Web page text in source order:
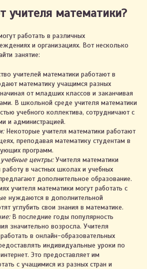
учителя математики?
работать в различных
и организациях. Вот несколько
занятие:
учителей математики работают в
математику учащимся разных
от младших классов и заканчивая
В школьной среде учителя математики
учебного коллектива, сотрудничают с
и администрацией.
Некоторые учителя математики работают
преподавая математику студентам в
программ.
центры:Учителя математики
в частных школах и учебных
дополнительное образование.
учителя математики могут работать с
нуждаются в дополнительной
углубить свои знания в математике.
В последние годы популярность
значительно возросла. Учителя
в онлайн-образовательных
индивидуальные уроки по
Это предоставляет им
с учащимися из разных стран и